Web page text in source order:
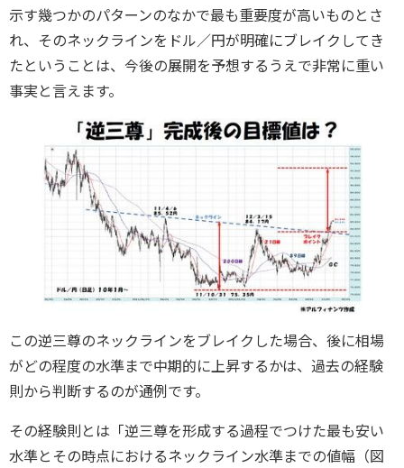
示す幾つかのパターンのなかで最も重要度が高いものとさ
れ、そのネックラインをドル／円が明確にブレイクしてき
たということは、今後の展開を予想するうえで非常に重い
事実と言えます。
この逆三尊のネックラインをブレイクした場合、後に相場
がどの程度の水準まで中期的に上昇するかは、過去の経験
則から判断するのが通例です。
その経験則とは「逆三尊を形成する過程でつけた最も安い
水準とその時点におけるネックライン水準までの値幅（図